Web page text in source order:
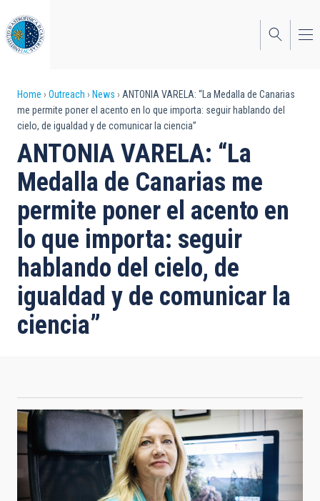
to
main
content
Breadcrumb
Home Outreach News
ANTONIA VARELA: “La Medalla de Canarias
me permite poner el acento en lo que importa: seguir hablando del
cielo, de igualdad y de comunicar la ciencia”
ANTONIA VARELA: “La
Medalla de Canarias me
permite poner el acento en
lo que importa: seguir
hablando del cielo, de
igualdad y de comunicar la
ciencia”